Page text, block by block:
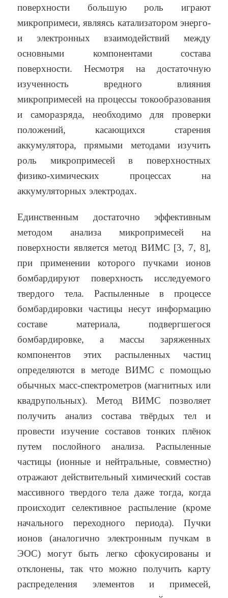
поверхности большую роль играют
микропримеси, являясь катализатором энерго-
и электронных взаимодействий между
основными компонентами состава
поверхности. Несмотря на достаточную
изученность вредного влияния
микропримесей на процессы токообразования
и саморазряда, необходимо для проверки
положений, касающихся старения
аккумулятора, прямыми методами изучить
роль микропримесей в поверхностных
физико-химических процессах на
аккумуляторных электродах.
Единственным достаточно эффективным
методом анализа микропримесей на
поверхности является метод ВИМС [3, 7, 8],
при применении которого пучками ионов
бомбардируют поверхность исследуемого
твердого тела. Распыленные в процессе
бомбардировки частицы несут информацию
составе материала, подвергшегося
бомбардировке, а массы заряженных
компонентов этих распыленных частиц
определяются в методе ВИМС с помощью
обычных масс-спектрометров (магнитных или
квадрупольных). Метод ВИМС позволяет
получить анализ состава твёрдых тел и
провести изучение составов тонких плёнок
путем послойного анализа. Распыленные
частицы (ионные и нейтральные, совместно)
отражают действительный химический состав
массивного твердого тела даже тогда, когда
происходит селективное распыление (кроме
начального переходного периода). Пучки
ионов (аналогично электронным пучкам в
ЭОС) могут быть легко сфокусированы и
отклонены, так что можно получить карту
распределения элементов и примесей,